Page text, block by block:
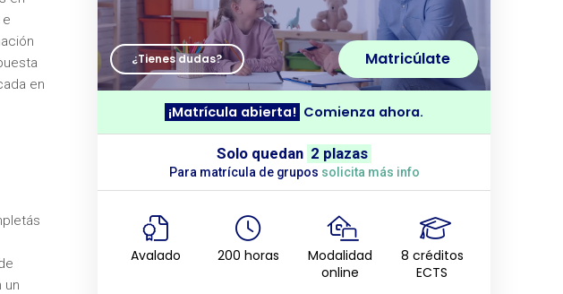
en
un
¿Tienes dudas? Matricúlate
¡Matrícula abierta! Comienza ahora.
Solo quedan 2 plazas
Para matrícula de grupos solicita más info
Avalado 200 horas
Modalidad
online
8 créditos
ECTS